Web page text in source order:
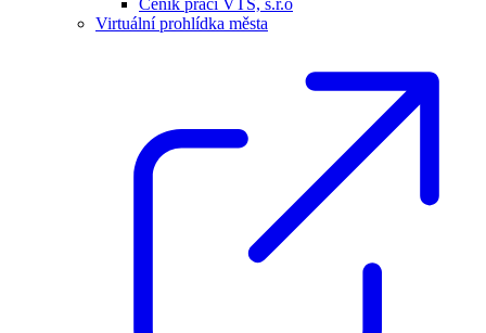
Ceník prací VTS, s.r.o
Virtuální prohlídka města